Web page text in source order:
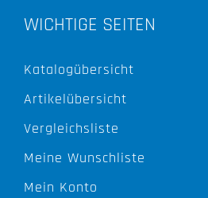
WICHTIGE SEITEN
Katalogübersicht
Artikelübersicht
Vergleichsliste
Meine Wunschliste
Mein Konto